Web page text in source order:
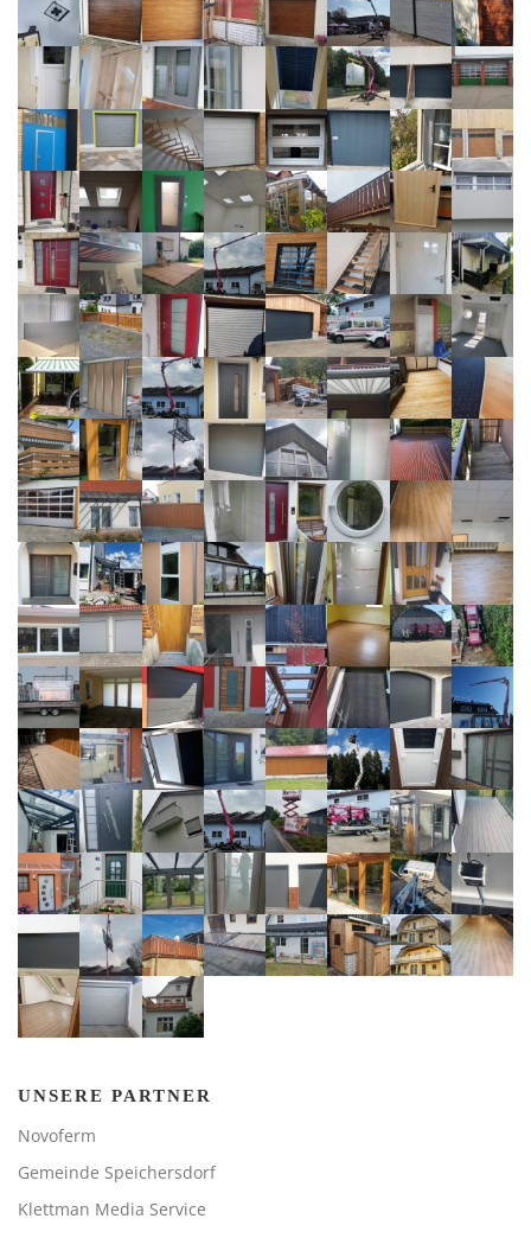
UNSERE PARTNER
Novoferm
Gemeinde Speichersdorf
Klettman Media Service